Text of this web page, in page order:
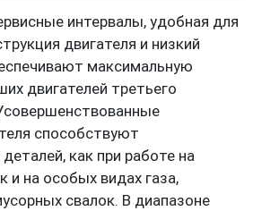
интервалы, удобная для
двигателя и низкий
максимальную
двигателей третьего
способствуют
как при работе на
и на особых видах газа,
свалок. В диапазоне